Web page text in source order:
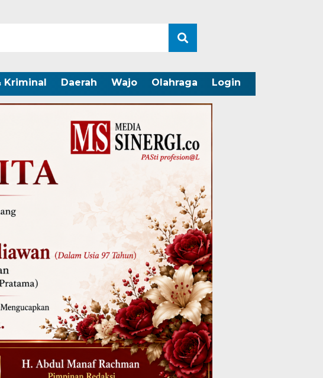
Kriminal Daerah Wajo Olahraga Login